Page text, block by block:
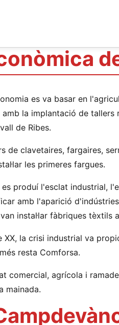
es va basar en
amb la implantació de
de Ribes.
de clavetaires, fargaires,
les primeres fargues.
es produí l'esclat industrial,
amb l'aparició
instal·lar fàbriques tèxtils
XX, la crisi industrial va
resta Comforsa.
comercial, agrícola i
mainada.